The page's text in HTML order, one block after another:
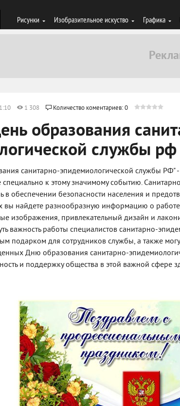
Рисунки Изобразительное искуство Графика
1 308 Количество коментариев: 0
образования
службы рф
санитарно-эпидемиологической службы РФ"
к этому значимому событию.
в обеспечении безопасности населения и
вы найдете разнообразную информацию о
изображения, привлекательный дизайн и
важность работы специалистов санитарно-
подарком для сотрудников службы, а также
Дню образования санитарно-
и поддержку общества в этой важной сфере